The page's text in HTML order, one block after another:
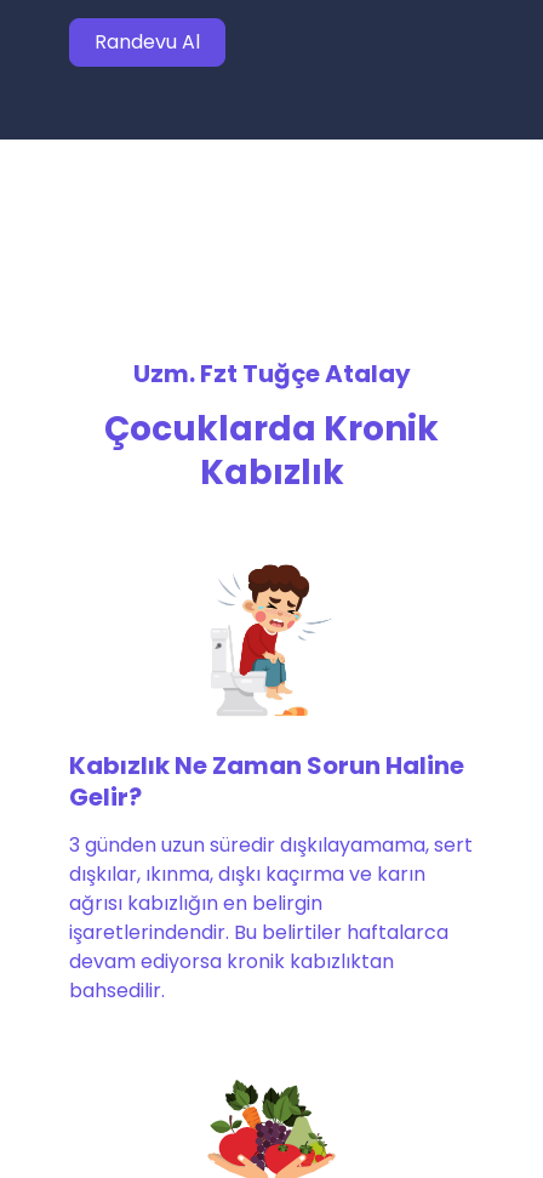
Randevu Al
Uzm. Fzt Tuğçe Atalay
Çocuklarda Kronik
Kabızlık
Kabızlık Ne Zaman Sorun Haline
Gelir?
3 günden uzun süredir dışkılayamama, sert
dışkılar, ıkınma, dışkı kaçırma ve karın
ağrısı kabızlığın en belirgin
işaretlerindendir. Bu belirtiler haftalarca
devam ediyorsa kronik kabızlıktan
bahsedilir.